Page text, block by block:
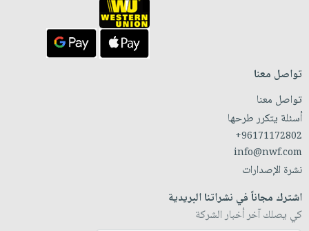
تواصل معنا
تواصل معنا
أسئلة يتكرر طرحها
+96171172802
info@nwf.com
نشرة الإصدارات
اشترك مجاناً في نشراتنا البريدية
كي يصلك آخر أخبار الشركة